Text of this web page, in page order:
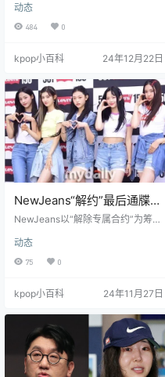
与BTS一同象征着K-pop的积极影响
力。尽管并非没有批评和争议，但
它所拥有的上升势头从未动摇。然
了套。 今年4月，HYBE与闵熙珍爆
wJeans的专属合约纠纷。这场风波
持续至今，已至12月，仍未平息。
在这八个月里，双方的相互揭发战
不断上演，HYBE的品牌形象也因此
伤…
动态
484 0
kpop小百科 24年12月22日
NewJeans“解约”最后通牒明
日（28日）到期，何去何从
NewJeans以“解除专属合约”为筹
的日子即将到来。她们会做出怎样
的选择呢？ 事情要追溯到10月13
以本名向ADOR发出了内容证明。她
14天内，纠正所有“严重违反专属合
约”的行为。 具体诉求包括： 针对H
YBE音乐产业报告中“抛弃NewJean
s，…
动态
75 0
kpop小百科 24年11月27日